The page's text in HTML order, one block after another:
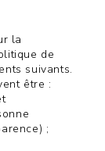
la
de
suivants.
être :
;